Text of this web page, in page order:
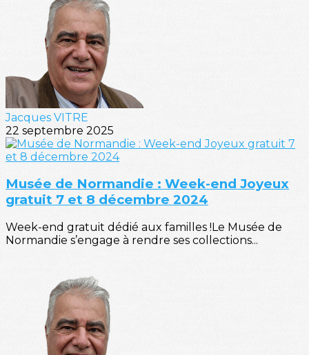
Jacques VITRE
22 septembre 2025
Musée de Normandie : Week-end Joyeux
gratuit 7 et 8 décembre 2024
Week-end gratuit dédié aux familles !Le Musée de
Normandie s’engage à rendre ses collections...